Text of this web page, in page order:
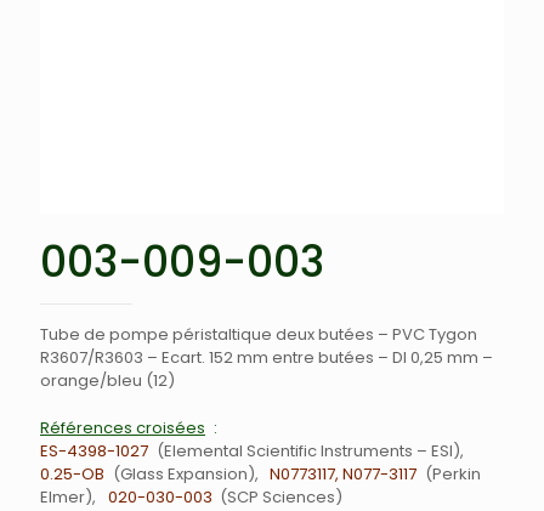
003-009-003
Tube de pompe péristaltique deux butées – PVC Tygon
R3607/R3603 – Ecart. 152 mm entre butées – DI 0,25 mm –
orange/bleu (12)
Références croisées
ES-4398-1027
Elemental Scientific Instruments – ESI
0.25-OB
Glass Expansion N0773117, N077-3117
Perkin
Elmer
020-030-003 SCP Sciences